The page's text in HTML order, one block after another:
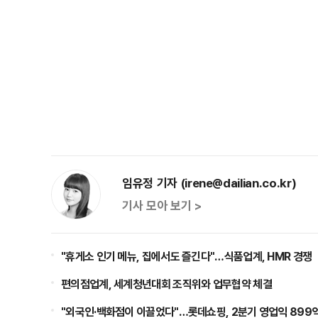
임유정 기자 (irene@dailian.co.kr)
기사 모아 보기 >
"휴게소 인기 메뉴, 집에서도 즐긴다"…식품업계, HMR 경쟁
편의점업계, 세계청년대회 조직위와 업무협약 체결
"외국인·백화점이 이끌었다"…롯데쇼핑, 2분기 영업익 899